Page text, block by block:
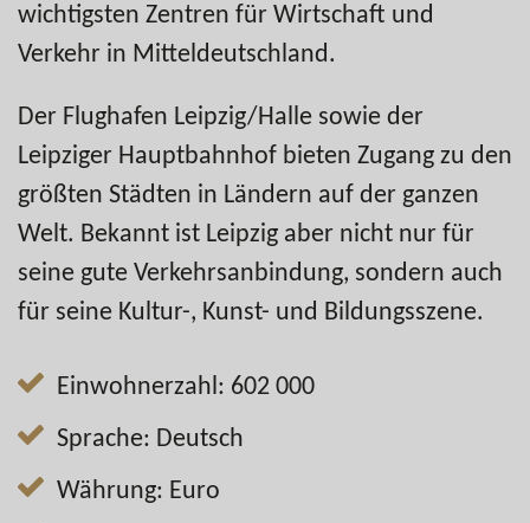
wichtigsten Zentren für Wirtschaft und
Verkehr in Mitteldeutschland.
Der Flughafen Leipzig/Halle sowie der
Leipziger Hauptbahnhof bieten Zugang zu den
größten Städten in Ländern auf der ganzen
Welt. Bekannt ist Leipzig aber nicht nur für
seine gute Verkehrsanbindung, sondern auch
für seine Kultur-, Kunst- und Bildungsszene.
Einwohnerzahl: 602 000
Sprache: Deutsch
Währung: Euro